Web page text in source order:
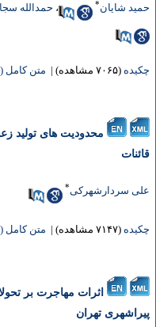
شایان * ،حمدالله
(۷۰۶۵ مشاهده) | متن کامل (PDF)
محدودیت های تولید
سردارشهرکی*
(۷۱۴۷ مشاهده) | متن کامل (PDF)
اثرات مهاجرت بر
تهران